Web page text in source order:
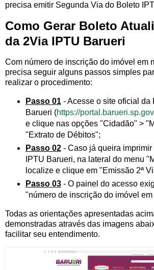
precisa emitir Segunda Via do Boleto
Como Gerar Boleto
da 2Via IPTU Barueri
Com número de inscrição do imóvel em
precisa seguir alguns passos simples
realizar o procedimento:
Passo 01- Acesse o site oficial da
Barueri (https://
e clique nas opções "Cidadão" >
"Extrato de Débitos";
Passo 02- Caso já queira imprimir
IPTU Barueri, na lateral do menu
localize e clique em "Emissão 2ª
Passo 03- O painel do acesso
"número de inscrição do imóvel em
Todas as orientações apresentadas
demonstradas através das imagens
facilitar seu entendimento.